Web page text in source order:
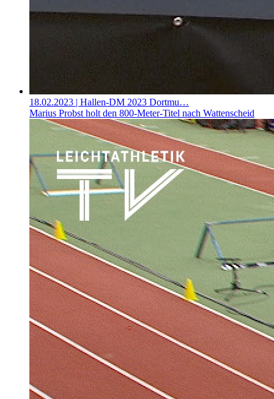
18.02.2023 | Hallen-DM 2023 Dortmu…
Marius Probst holt den 800-Meter-Titel nach Wattenscheid